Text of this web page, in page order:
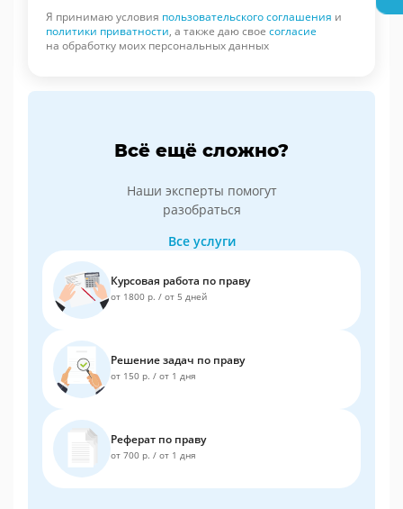
Я принимаю условия пользовательского соглашения и
политики приватности, а также даю свое согласие
на обработку моих персональных данных
Всё ещё сложно?
Наши эксперты помогут
разобраться
Все услуги
Курсовая работа по праву
от 1800 р. / от 5 дней
Решение задач по праву
от 150 р. / от 1 дня
Реферат по праву
от 700 р. / от 1 дня